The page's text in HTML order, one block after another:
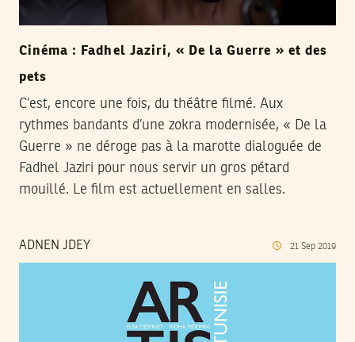
Cinéma : Fadhel Jaziri, « De la Guerre » et des
pets
C’est, encore une fois, du théâtre filmé. Aux
rythmes bandants d’une zokra modernisée, « De la
Guerre » ne déroge pas à la marotte dialoguée de
Fadhel Jaziri pour nous servir un gros pétard
mouillé. Le film est actuellement en salles.
ADNEN JDEY 21 Sep 2019